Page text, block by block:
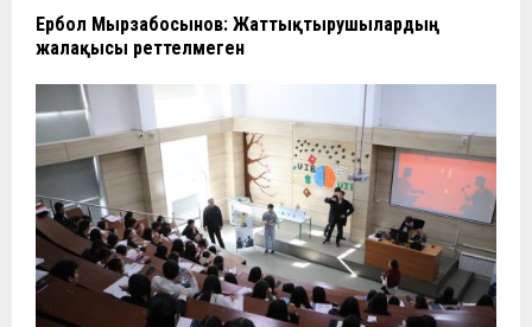
Ербол Мырзабосынов: Жаттықтырушылардың
жалақысы реттелмеген